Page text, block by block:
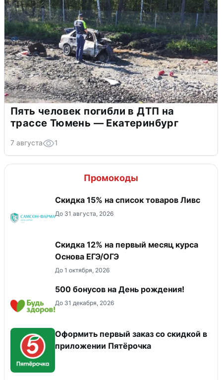
Пять человек погибли в ДТП на
трассе Тюмень — Екатеринбург
7 августа 1
Промокоды
Скидка 15% на список товаров Ливс
До 31 августа, 2026
Скидка 12% на первый месяц курса
Основа ЕГЭ/ОГЭ
До 1 октября, 2026
500 бонусов на День рождения!
До 31 декабря, 2026
Оформить первый заказ со скидкой в
приложении Пятёрочка